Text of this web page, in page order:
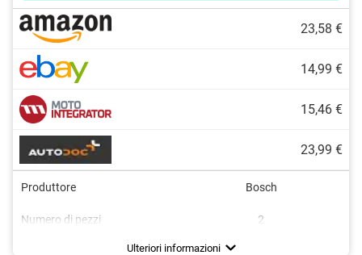
23,58 €
14,99 €
15,46 €
23,99 €
Produttore Bosch
Numero di pezzi
2
Ulteriori informazioni